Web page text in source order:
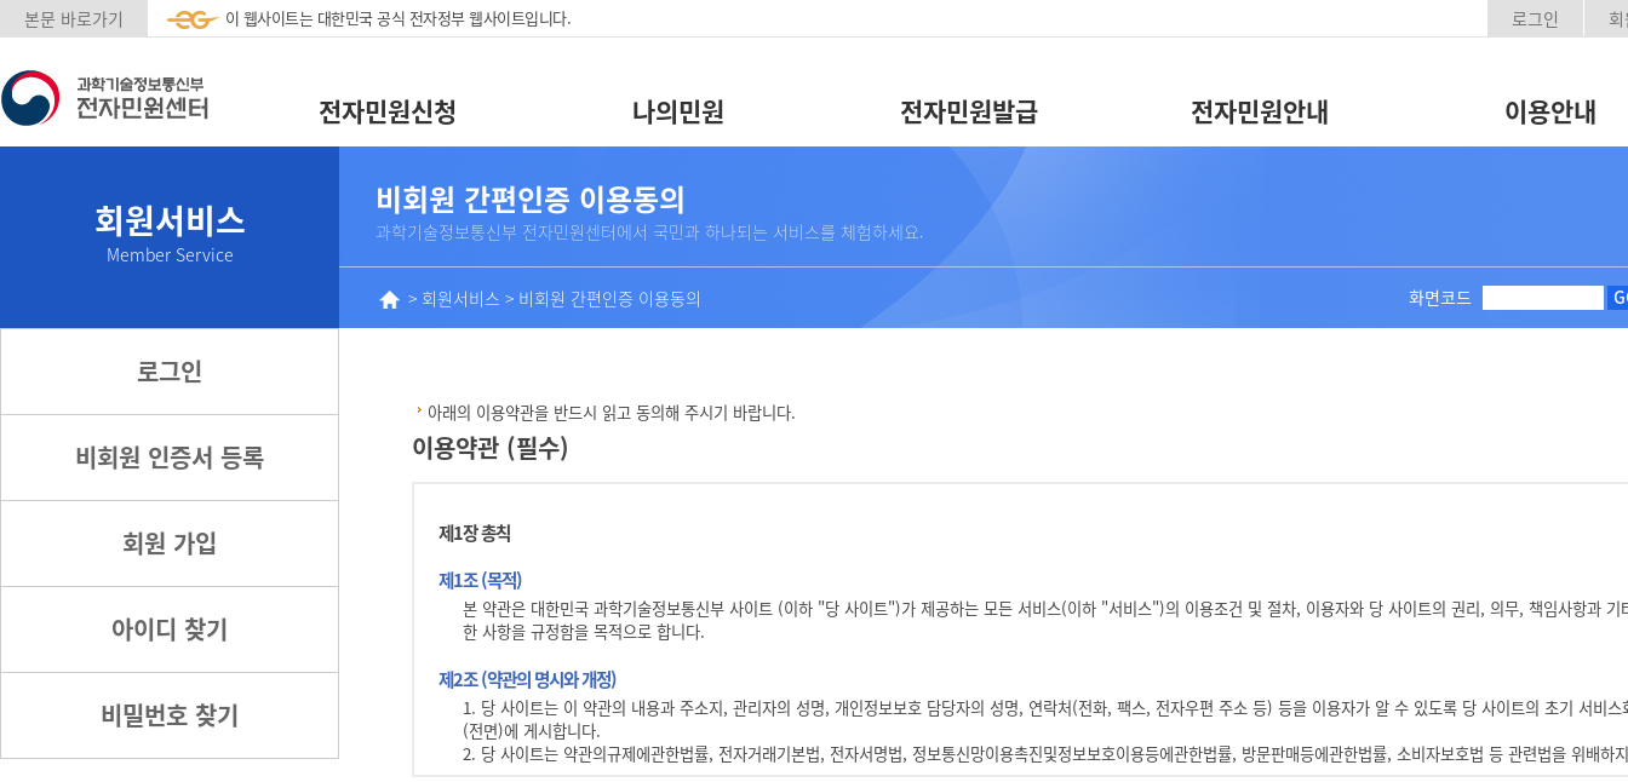
본문 바로가기 이 웹사이트는 대한민국 공식 전자정부 웹사이트입니다. 로그인
전자민원신청 나의민원 전자민원발급 전자민원안내 이용안내
회원서비스
Member Service
로그인
비회원 인증서 등록
회원 가입
아이디 찾기
비밀번호 찾기
비회원 간편인증 이용동의
과학기술정보통신부 전자민원센터에서 국민과 하나되는 서비스를 체험하세요.
> 회원서비스 > 비회원 간편인증 이용동의 화면코드
아래의 이용약관을 반드시 읽고 동의해 주시기 바랍니다.
이용약관 (필수)
제1장 총칙
제1조 (목적)
본 약관은 대한민국 과학기술정보통신부 사이트 (이하 "당 사이트")가 제공하는 모든 서비스(이하 "서비스")의 이용조건 및 절차, 이용자와 당 사이트의 권리, 의무, 책임사항과 기
한 사항을 규정함을 목적으로 합니다.
제2조 (약관의 명시와 개정)
1. 당 사이트는 이 약관의 내용과 주소지, 관리자의 성명, 개인정보보호 담당자의 성명, 연락처(전화, 팩스, 전자우편 주소 등) 등을 이용자가 알 수 있도록 당 사이트의 초기 서비스
(전면)에 게시합니다.
2. 당 사이트는 약관의규제에관한법률, 전자거래기본법, 전자서명법, 정보통신망이용촉진및정보보호이용등에관한법률, 방문판매등에관한법률, 소비자보호법 등 관련법을 위배하